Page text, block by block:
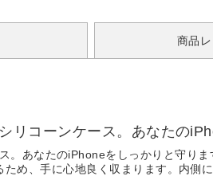
商品
コーンケース。あなたの
あなたのiPhoneをしっかりと守りま
め、手に心地良く収まります。内側